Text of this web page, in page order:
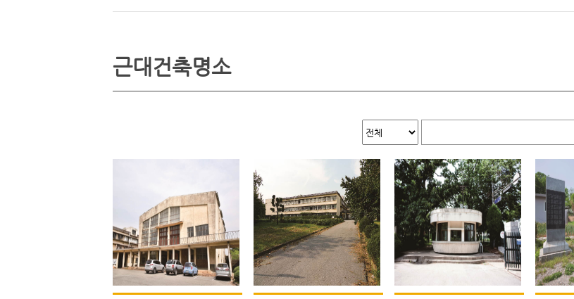
근대건축명소